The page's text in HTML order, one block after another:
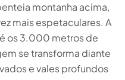
montanha acima,
mais espetaculares. A
os 3.000 metros de
se transforma diante
e vales profundos